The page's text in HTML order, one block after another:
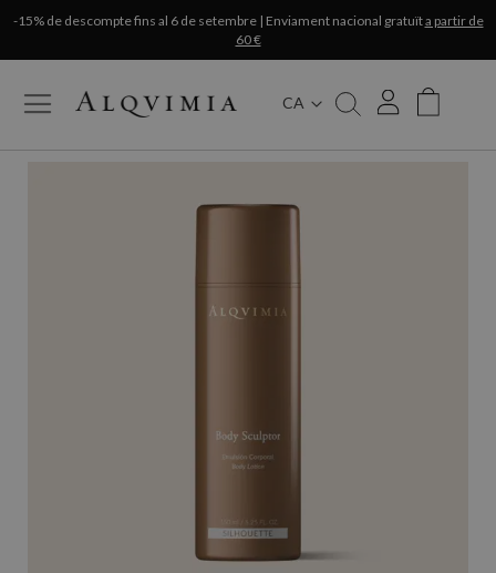
-15% de descompte fins al 6 de setembre | Enviament nacional gratuïta partir de
60 €
CA
My Cart